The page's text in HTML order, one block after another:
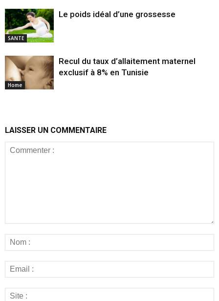
SANTE
Le poids idéal d’une grossesse
Home
Recul du taux d’allaitement maternel
exclusif à 8% en Tunisie
LAISSER UN COMMENTAIRE